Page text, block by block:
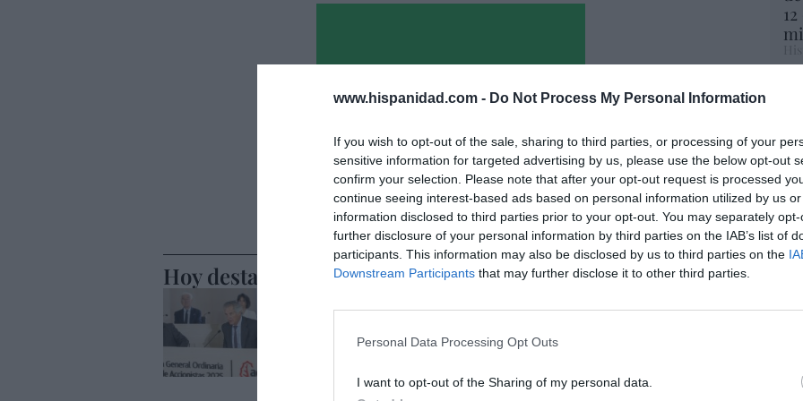
www.hispanidad.com - Do Not Process My Personal Information
If you wish to opt-out of the sale, sharing to third parties, or processing of your
sensitive information for targeted advertising by us, please use the below opt-out
confirm your selection. Please note that after your opt-out request is processed
continue seeing interest-based ads based on personal information utilized by us
information disclosed to third parties prior to your opt-out. You may separately
further disclosure of your personal information by third parties on the IAB’s list of
participants. This information may also be disclosed by us to third parties on the
Downstream Participants that may further disclose it to other third parties.
Personal Data Processing Opt Outs
I want to opt-out of the Sharing of my personal data.
Hoy destacamos
El divorcio imposible de los Entrecanales: deuda al
alza, cotización a la baja y reputación en
Cristina Martín 07/08/26 15:51